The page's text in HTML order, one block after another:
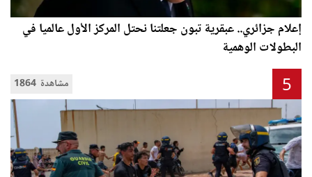
إعلام جزائري.. عبقرية تبون جعلتنا نحتل المركز الأول عالميا في
البطولات الوهمية
1864 مشاهدة 5